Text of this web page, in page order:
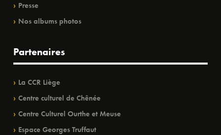
Presse
Nos albums photos
Partenaires
La CCR Liège
Centre culturel de Chênée
Centre Culturel Ourthe et Meuse
Espace Georges Truffaut